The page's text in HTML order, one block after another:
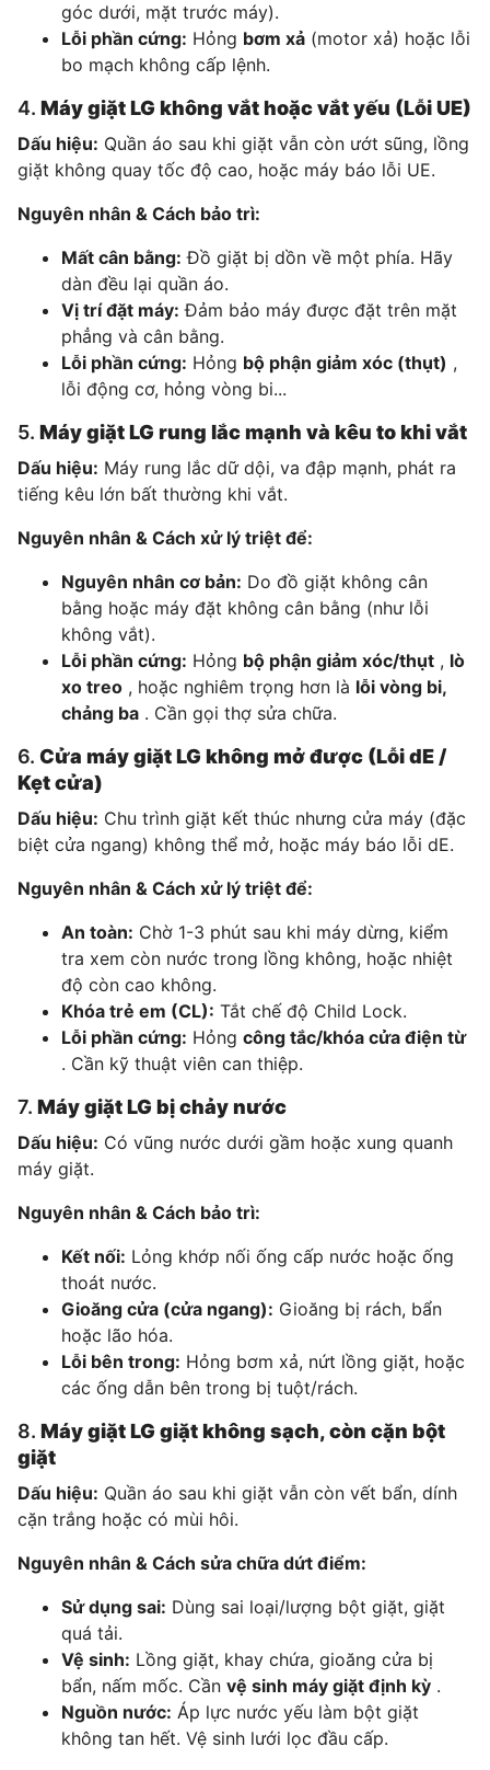
góc dưới, mặt trước máy).
Lỗi phần cứng: Hỏng bơm xả (motor xả) hoặc lỗi
bo mạch không cấp lệnh.
4. Máy giặt LG không vắt hoặc vắt yếu (Lỗi UE)
Dấu hiệu: Quần áo sau khi giặt vẫn còn ướt sũng, lồng
giặt không quay tốc độ cao, hoặc máy báo lỗi UE.
Nguyên nhân & Cách bảo trì:
Mất cân bằng: Đồ giặt bị dồn về một phía. Hãy
dàn đều lại quần áo.
Vị trí đặt máy: Đảm bảo máy được đặt trên mặt
phẳng và cân bằng.
Lỗi phần cứng: Hỏng bộ phận giảm xóc (thụt) ,
lỗi động cơ, hỏng vòng bi...
5. Máy giặt LG rung lắc mạnh và kêu to khi vắt
Dấu hiệu: Máy rung lắc dữ dội, va đập mạnh, phát ra
tiếng kêu lớn bất thường khi vắt.
Nguyên nhân & Cách xử lý triệt để:
Nguyên nhân cơ bản: Do đồ giặt không cân
bằng hoặc máy đặt không cân bằng (như lỗi
không vắt).
Lỗi phần cứng: Hỏng bộ phận giảm xóc/thụt , lò
xo treo , hoặc nghiêm trọng hơn là lỗi vòng bi,
chảng ba . Cần gọi thợ sửa chữa.
6. Cửa máy giặt LG không mở được (Lỗi dE /
Kẹt cửa)
Dấu hiệu: Chu trình giặt kết thúc nhưng cửa máy (đặc
biệt cửa ngang) không thể mở, hoặc máy báo lỗi dE.
Nguyên nhân & Cách xử lý triệt để:
An toàn: Chờ 1-3 phút sau khi máy dừng, kiểm
tra xem còn nước trong lồng không, hoặc nhiệt
độ còn cao không.
Khóa trẻ em (CL): Tắt chế độ Child Lock.
Lỗi phần cứng: Hỏng công tắc/khóa cửa điện từ
. Cần kỹ thuật viên can thiệp.
7. Máy giặt LG bị chảy nước
Dấu hiệu: Có vũng nước dưới gầm hoặc xung quanh
máy giặt.
Nguyên nhân & Cách bảo trì:
Kết nối: Lỏng khớp nối ống cấp nước hoặc ống
thoát nước.
Gioăng cửa (cửa ngang): Gioăng bị rách, bẩn
hoặc lão hóa.
Lỗi bên trong: Hỏng bơm xả, nứt lồng giặt, hoặc
các ống dẫn bên trong bị tuột/rách.
8. Máy giặt LG giặt không sạch, còn cặn bột
giặt
Dấu hiệu: Quần áo sau khi giặt vẫn còn vết bẩn, dính
cặn trắng hoặc có mùi hôi.
Nguyên nhân & Cách sửa chữa dứt điểm:
Sử dụng sai: Dùng sai loại/lượng bột giặt, giặt
quá tải.
Vệ sinh: Lồng giặt, khay chứa, gioăng cửa bị
bẩn, nấm mốc. Cần vệ sinh máy giặt định kỳ .
Nguồn nước: Áp lực nước yếu làm bột giặt
không tan hết. Vệ sinh lưới lọc đầu cấp.